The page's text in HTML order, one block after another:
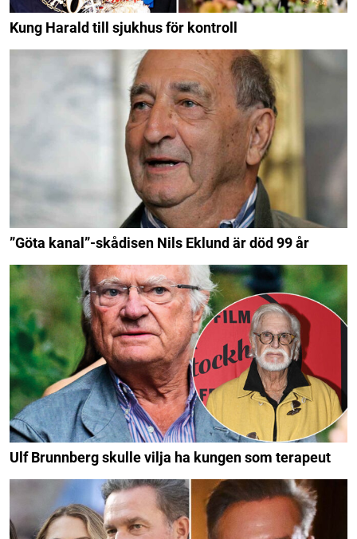
Kung Harald till sjukhus för kontroll
”Göta kanal”-skådisen Nils Eklund är död 99 år
Ulf Brunnberg skulle vilja ha kungen som terapeut